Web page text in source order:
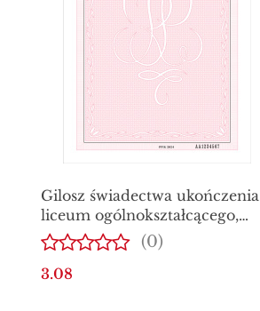
Gilosz świadectwa ukończenia
liceum ogólnokształcącego,
ZABEZPIECZONY
(0)
3.08